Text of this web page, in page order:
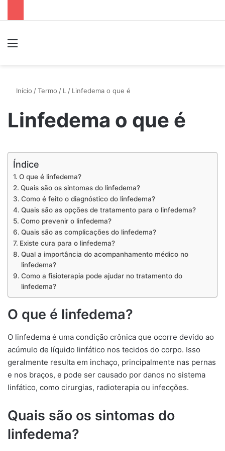
Início /Termo / L / Linfedema o que é
Linfedema o que é
Índice
O que é linfedema?
Quais são os sintomas do linfedema?
Como é feito o diagnóstico do linfedema?
Quais são as opções de tratamento para o linfedema?
Como prevenir o linfedema?
Quais são as complicações do linfedema?
Existe cura para o linfedema?
Qual a importância do acompanhamento médico no
linfedema?
Como a fisioterapia pode ajudar no tratamento do
linfedema?
O que é linfedema?
O linfedema é uma condição crônica que ocorre devido ao
acúmulo de líquido linfático nos tecidos do corpo. Isso
geralmente resulta em inchaço, principalmente nas pernas
e nos braços, e pode ser causado por danos no sistema
linfático, como cirurgias, radioterapia ou infecções.
Quais são os sintomas do
linfedema?